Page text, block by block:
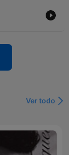
Ver todo